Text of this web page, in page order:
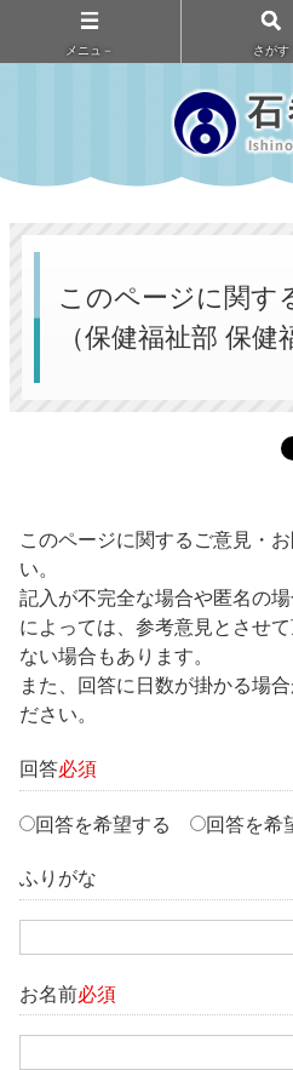
メニュ－ さがす
このページに関す
（保健福祉部 保健
このページに関するご意見・
い。
記入が不完全な場合や匿名の
によっては、参考意見とさせ
ない場合もあります。
また、回答に日数が掛かる場
ださい。
回答必須
回答を希望する 回答を希
ふりがな
お名前必須